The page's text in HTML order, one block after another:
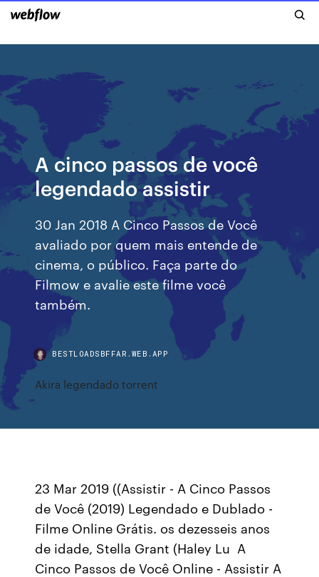
A cinco passos de você
legendado assistir
30 Jan 2018 A Cinco Passos de Você
avaliado por quem mais entende de
cinema, o público. Faça parte do
Filmow e avalie este filme você
também.
BESTLOADSBFFAR.WEB.APP
Akira legendado torrent
23 Mar 2019 ((Assistir - A Cinco Passos
de Você (2019) Legendado e Dublado -
Filme Online Grátis. os dezesseis anos
de idade, Stella Grant (Haley Lu A
Cinco Passos de Você Online - Assistir A